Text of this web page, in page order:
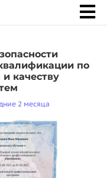
по
и качеству
2 месяца